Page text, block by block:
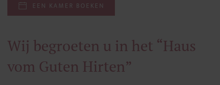
EEN KAMER BOEKEN
Wij begroeten u in het “Haus
vom Guten Hirten”